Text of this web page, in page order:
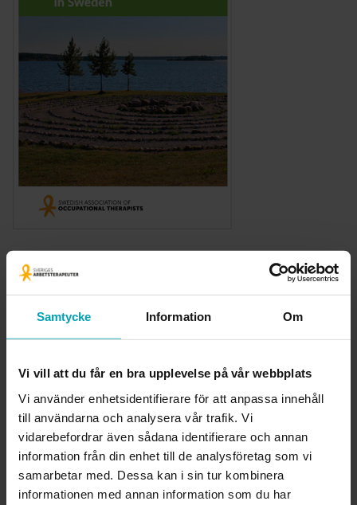
Samtycke Information Om
Vi vill att du får en bra upplevelse på vår webbplats
Vi använder enhetsidentifierare för att anpassa innehåll
till användarna och analysera vår trafik. Vi
vidarebefordrar även sådana identifierare och annan
information från din enhet till de analysföretag som vi
samarbetar med. Dessa kan i sin tur kombinera
informationen med annan information som du har
Quality in Occupational Therapy (pdf)
is a position statement
of the Swedish Association of Occupational Therapists on
Quality in Occupational Therapy, adopted by the General
occupational therapy, occupational therapists’ professional
responsibilities and the operational responsibilities in this
field.